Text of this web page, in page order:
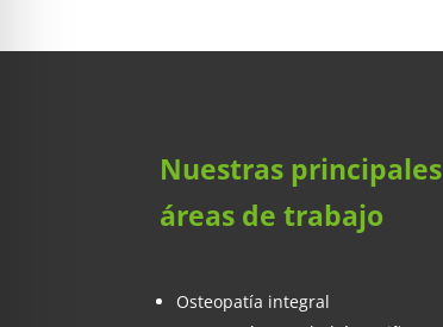
Nuestras principales
áreas de trabajo
Osteopatía integral